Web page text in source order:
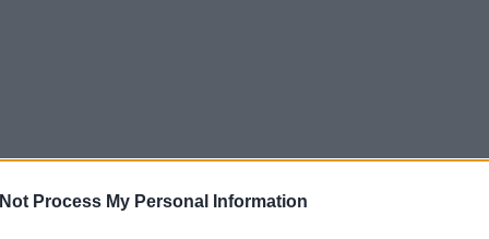
Process My Personal Information
2 komment